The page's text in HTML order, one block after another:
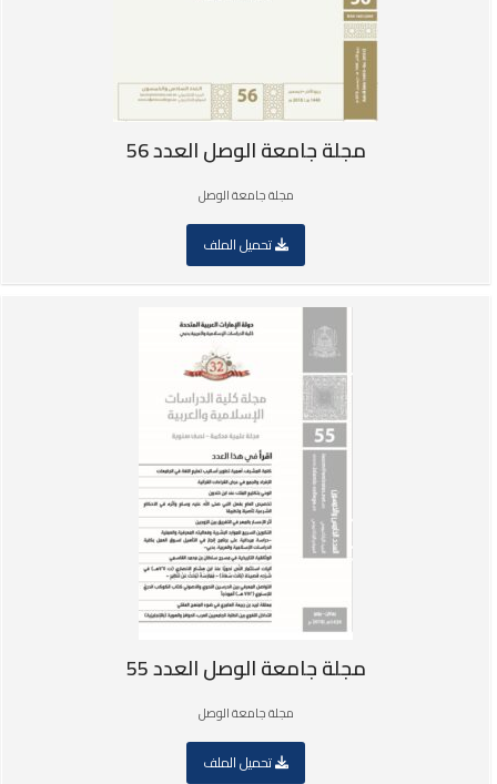
مجلة جامعة الوصل العدد 56
مجلة جامعة الوصل
تحميل الملف
مجلة جامعة الوصل العدد 55
مجلة جامعة الوصل
تحميل الملف